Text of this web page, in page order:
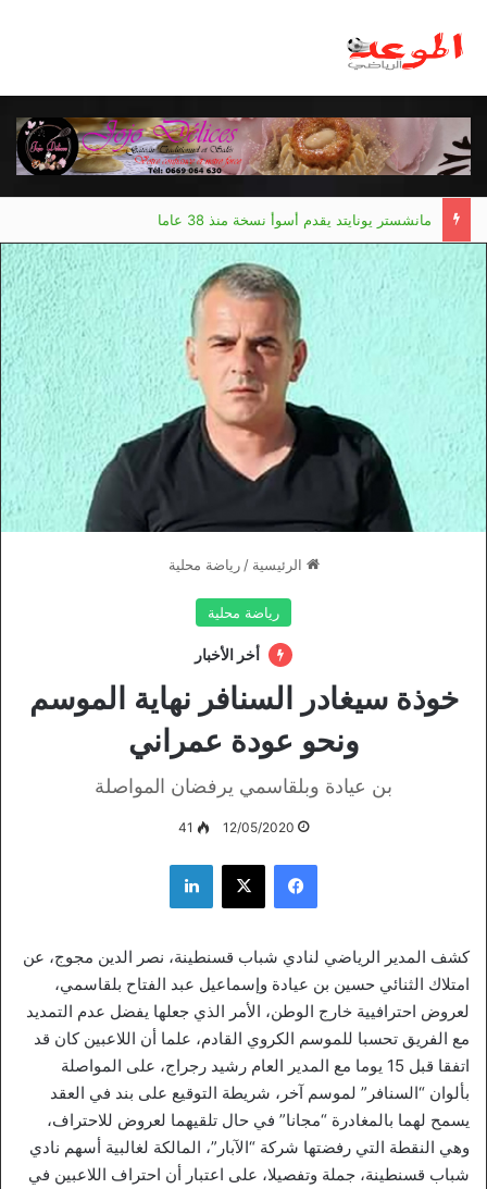
مانشستر يونايتد يقدم أسوأ نسخة منذ 38 عاما
الرئيسية / رياضة محلية
رياضة محلية
أخر الأخبار
خوذة سيغادر السنافر نهاية الموسم
ونحو عودة عمراني
بن عيادة وبلقاسمي يرفضان المواصلة
12/05/2020
41
فيسبوك ‫X لينكدإن
كشف المدير الرياضي لنادي شباب قسنطينة، نصر الدين مجوج، عن
امتلاك الثنائي حسين بن عيادة وإسماعيل عبد الفتاح بلقاسمي،
لعروض احترافيية خارج الوطن، الأمر الذي جعلها يفضل عدم التمديد
مع الفريق تحسبا للموسم الكروي القادم، علما أن اللاعبين كان قد
اتفقا قبل 15 يوما مع المدير العام رشيد رجراج، على المواصلة
بألوان “السنافر” لموسم آخر، شريطة التوقيع على بند في العقد
يسمح لهما بالمغادرة “مجانا” في حال تلقيهما لعروض للاحتراف،
وهي النقطة التي رفضتها شركة “الآبار”، المالكة لغالبية أسهم نادي
شباب قسنطينة، جملة وتفصيلا، على اعتبار أن احتراف اللاعبين في